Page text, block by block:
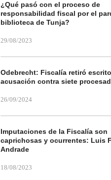
¿Qué pasó con el proceso de
responsabilidad fiscal por el
biblioteca de Tunja?
29/08/2023
Odebrecht: Fiscalía retiró
acusación contra siete
26/09/2024
Imputaciones de la Fiscalía son
caprichosas y ocurrentes: Luis
Andrade
18/08/2023